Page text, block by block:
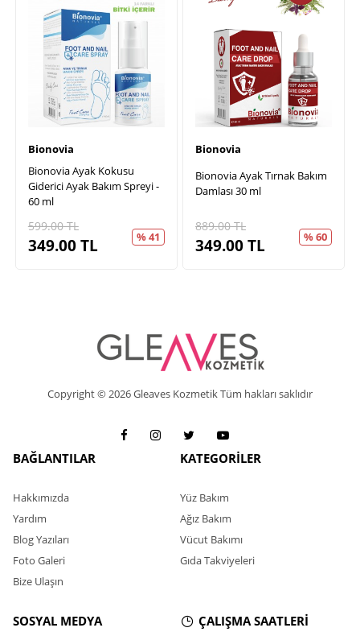
Bionovia
Bionovia Ayak Kokusu
Giderici Ayak Bakım Spreyi -
60 ml
599.00TL
349.00TL % 41
Bionovia
Bionovia Ayak Tırnak Bakım
Damlası 30 ml
889.00TL
349.00TL % 60
Copyright © 2026 Gleaves Kozmetik Tüm hakları saklıdır
BAĞLANTILAR
Hakkımızda
Yardım
Blog Yazıları
Foto Galeri
Bize Ulaşın
KATEGORİLER
Yüz Bakım
Ağız Bakım
Vücut Bakımı
Gıda Takviyeleri
SOSYAL MEDYA ÇALIŞMA SAATLERİ